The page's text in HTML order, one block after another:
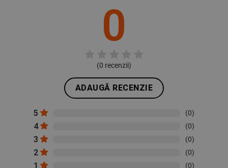
0
(0 recenzii)
ADAUGĂ RECENZIE
5 (0)
4 (0)
3 (0)
2 (0)
1 (0)